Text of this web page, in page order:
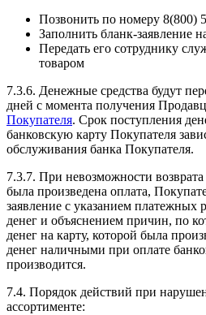
Позвонить по номеру 8(800)
Заполнить бланк-заявление
Передать его сотруднику
товаром
7.3.6. Денежные средства будут
дней с момента получения
Покупателя. Срок поступления
банковскую карту Покупателя
обслуживания банка Покупателя.
7.3.7. При невозможности возврата
была произведена оплата,
заявление с указанием платежных
денег и объяснением причин, по
денег на карту, которой была
денег наличными при оплате
производится.
7.4. Порядок действий при
ассортименте: